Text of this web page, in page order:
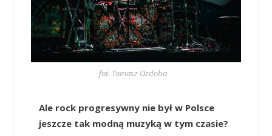
fot. Tomasz Ozdoba
Ale rock progresywny nie był w Polsce
jeszcze tak modną muzyką w tym czasie?